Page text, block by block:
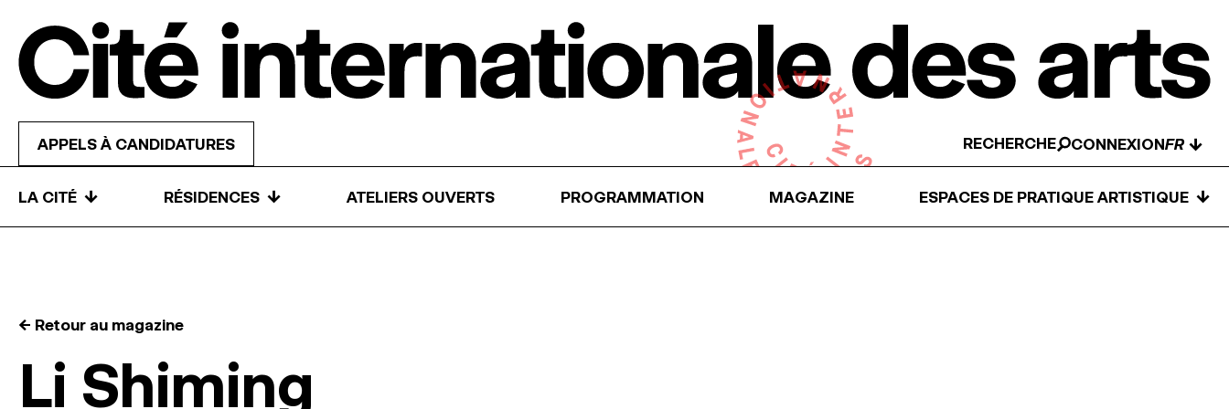
APPELS À CANDIDATURES RECHERCHE CONNEXION ↓
LA CITÉ ↓ RÉSIDENCES ↓ ATELIERS OUVERTS PROGRAMMATION MAGAZINE ESPACES DE PRATIQUE ARTISTIQUE ↓
← Retour au magazine
Li Shiming